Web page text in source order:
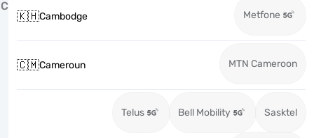
C
🇰🇭Cambodge Metfone
🇨🇲Cameroun MTN Cameroon
Telus Bell Mobility Sasktel